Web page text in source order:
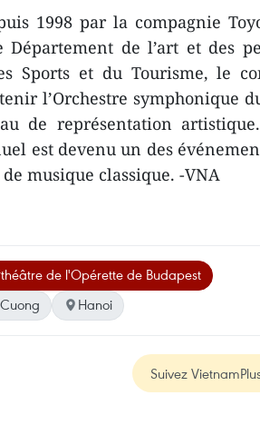
1998 par la compagnie
Département de l’art et des
Sports et du Tourisme, le
l’Orchestre symphonique
de représentation
est devenu un des
musique classique. -VNA
de l'Opérette de Budapest
Hanoi
Suivez